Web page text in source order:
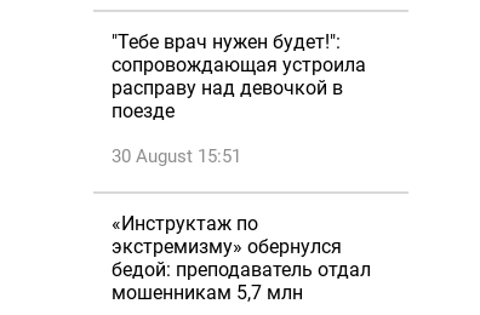
"Тебе врач нужен будет!":
сопровождающая устроила
расправу над девочкой в
поезде
30 August 15:51
«Инструктаж по
экстремизму» обернулся
бедой: преподаватель отдал
мошенникам 5,7 млн